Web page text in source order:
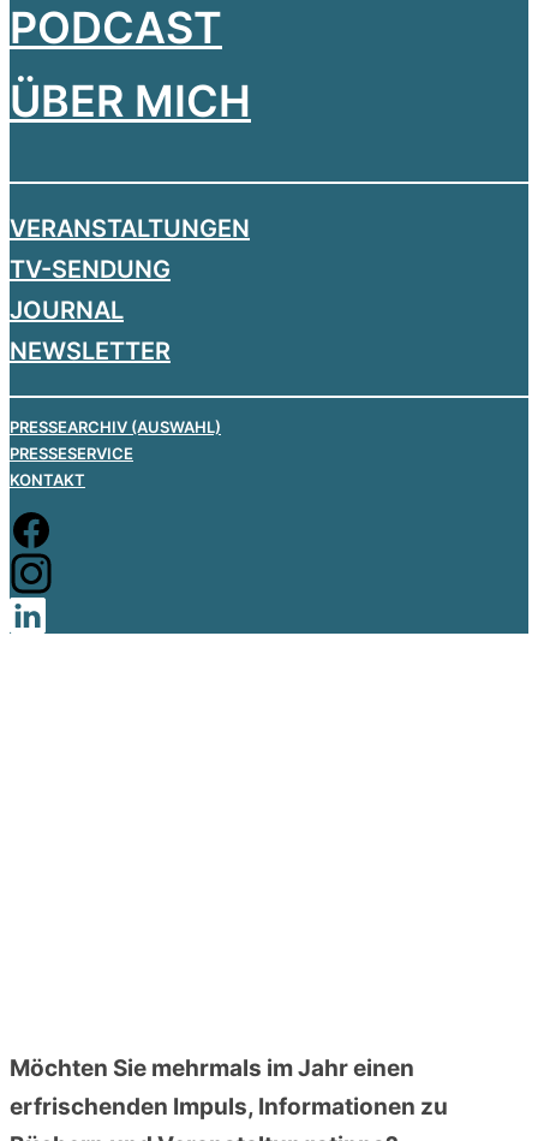
PODCAST
ÜBER MICH
VERANSTALTUNGEN
TV-SENDUNG
JOURNAL
NEWSLETTER
PRESSEARCHIV (AUSWAHL)
PRESSESERVICE
KONTAKT
Möchten Sie mehrmals im Jahr einen
erfrischenden Impuls, Informationen zu